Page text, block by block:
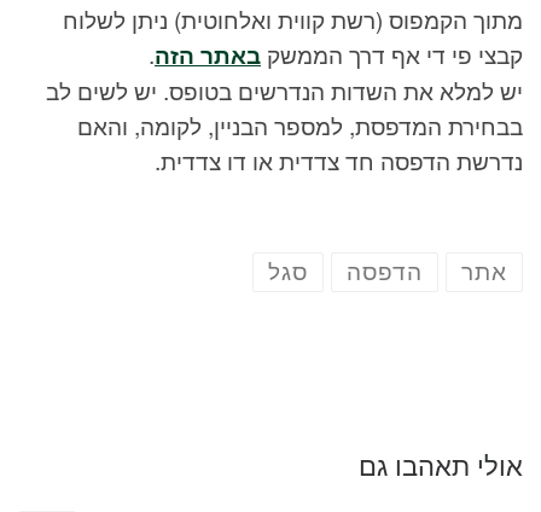
מתוך הקמפוס (רשת קווית ואלחוטית) ניתן לשלוח
קבצי פי די אף דרך הממשק באתר הזה.
יש למלא את השדות הנדרשים בטופס. יש לשים לב
בבחירת המדפסת, למספר הבניין, לקומה, והאם
נדרשת הדפסה חד צדדית או דו צדדית.
אתר הדפסה סגל
אולי תאהבו גם